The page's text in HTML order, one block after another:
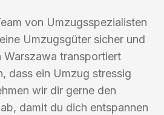
von Umzugsspezialisten
Umzugsgüter sicher und
Warszawa transportiert
dass ein Umzug stressig
wir dir gerne den
damit du dich entspannen